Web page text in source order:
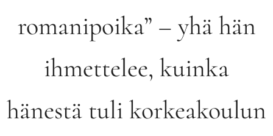
romanipoika” – yhä hän
ihmettelee, kuinka
hänestä tuli korkeakoulun